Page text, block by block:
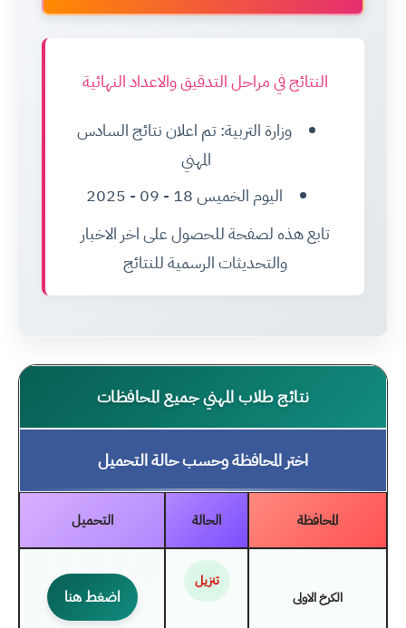
النتائج في مراحل التدقيق والاعداد النهائية
وزارة التربية: تم اعلان نتائج السادس
المهني
اليوم الخميس 18 - 09 - 2025
تابع هذه لصفحة للحصول على اخر الاخبار
والتحديثات الرسمية للنتائج
نتائج طلاب المهني جميع المحافظات
اختر المحافظة وحسب حالة التحميل
المحافظة الحالة التحميل
الكرخ الاولى
تنزيل
اضغط هنا